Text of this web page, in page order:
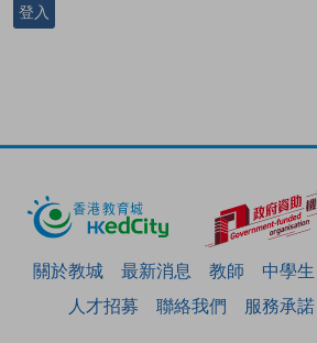
登入
關於教城 最新消息 教師 中學生
人才招募
聯絡我們 服務承諾